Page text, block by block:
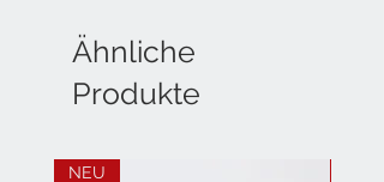
Durchmesser: 7 cm
Brenndauer: ca. 40 Stunden
Ähnliche
Produkte
NEU